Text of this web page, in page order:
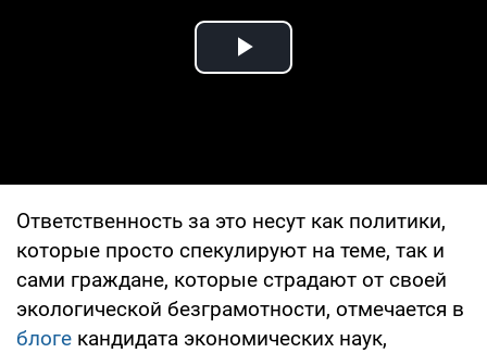
Play Video
Ответственность за это несут как политики,
которые просто спекулируют на теме, так и
сами граждане, которые страдают от своей
экологической безграмотности, отмечается в
блоге кандидата экономических наук,